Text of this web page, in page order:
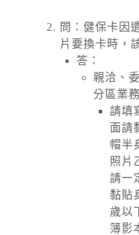
問：健保卡因
片要換卡時，
答：
親洽、
分區業
請填
面請
帽半
照片
請一
黏貼
歲以
簿影